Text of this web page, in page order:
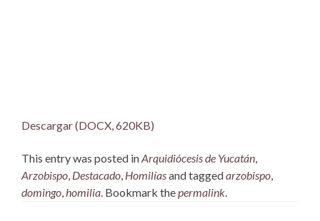
Descargar (DOCX, 620KB)
This entry was posted inArquidiócesis de Yucatán,
Arzobispo, Destacado, Homilíasand taggedarzobispo,
domingo,homilia. Bookmark thepermalink.